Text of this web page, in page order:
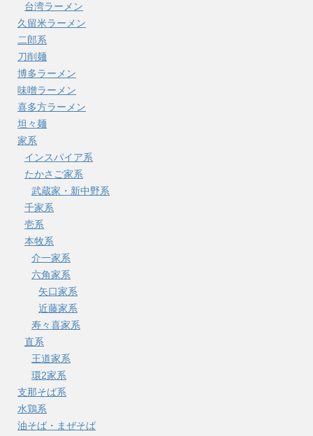
台湾ラーメン
久留米ラーメン
二郎系
刀削麺
博多ラーメン
味噌ラーメン
喜多方ラーメン
坦々麺
家系
インスパイア系
たかさご家系
武蔵家・新中野系
千家系
壱系
本牧系
介一家系
六角家系
矢口家系
近藤家系
寿々喜家系
直系
王道家系
環2家系
支那そば系
水鶏系
油そば・まぜそば